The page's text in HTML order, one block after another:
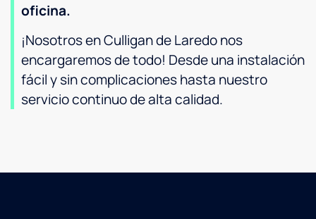
oficina.
¡Nosotros en Culligan de Laredo nos
encargaremos de todo! Desde una instalación
fácil y sin complicaciones hasta nuestro
servicio continuo de alta calidad.